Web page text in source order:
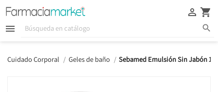
  
 
Cuidado Corporal Geles de baño Sebamed Emulsión Sin Jabón